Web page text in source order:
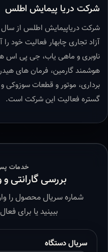
شرکت دریا پیمایش اطلس
آزاد تجاری چابهار فعالیت خود
ناوبری و ماهی یاب، جی پی
هوشمند گارمین، فرمان های
برداری، موتور و قطعات سوزوکی
گستره فعالیت این شرکت است.
خدمات
بررسی گارانتی
شماره سریال محصول را
ببینید یا برای
سریال دستگاه